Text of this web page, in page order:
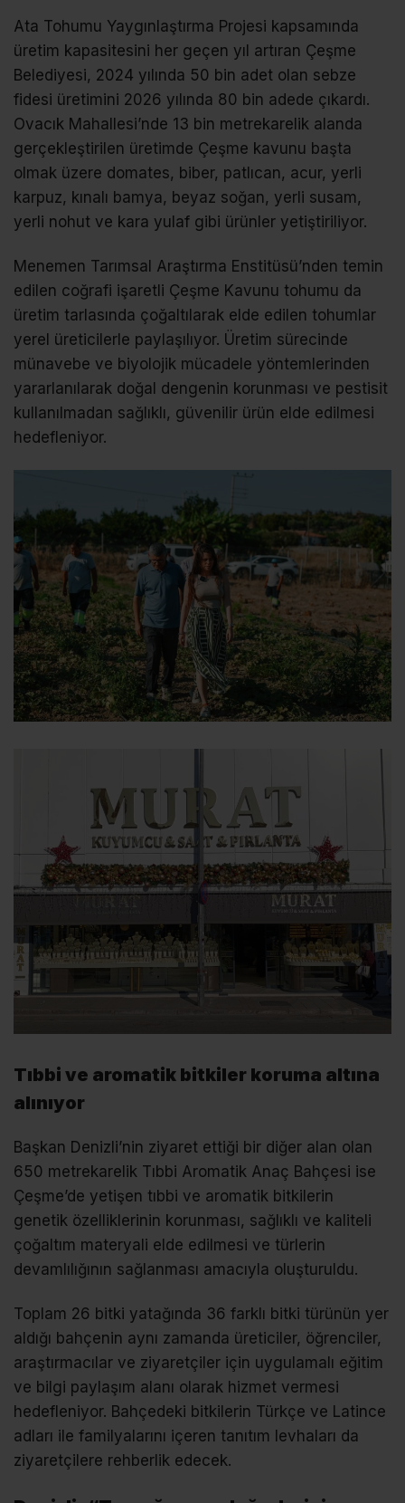
Ata Tohumu Yaygınlaştırma Projesi kapsamında
üretim kapasitesini her geçen yıl artıran Çeşme
Belediyesi, 2024 yılında 50 bin adet olan sebze
fidesi üretimini 2026 yılında 80 bin adede çıkardı.
Ovacık Mahallesi’nde 13 bin metrekarelik alanda
gerçekleştirilen üretimde Çeşme kavunu başta
olmak üzere domates, biber, patlıcan, acur, yerli
karpuz, kınalı bamya, beyaz soğan, yerli susam,
yerli nohut ve kara yulaf gibi ürünler yetiştiriliyor.
Menemen Tarımsal Araştırma Enstitüsü’nden temin
edilen coğrafi işaretli Çeşme Kavunu tohumu da
üretim tarlasında çoğaltılarak elde edilen tohumlar
yerel üreticilerle paylaşılıyor. Üretim sürecinde
münavebe ve biyolojik mücadele yöntemlerinden
yararlanılarak doğal dengenin korunması ve pestisit
kullanılmadan sağlıklı, güvenilir ürün elde edilmesi
hedefleniyor.
Tıbbi ve aromatik bitkiler koruma altına
alınıyor
Başkan Denizli’nin ziyaret ettiği bir diğer alan olan
650 metrekarelik Tıbbi Aromatik Anaç Bahçesi ise
Çeşme’de yetişen tıbbi ve aromatik bitkilerin
genetik özelliklerinin korunması, sağlıklı ve kaliteli
çoğaltım materyali elde edilmesi ve türlerin
devamlılığının sağlanması amacıyla oluşturuldu.
Toplam 26 bitki yatağında 36 farklı bitki türünün yer
aldığı bahçenin aynı zamanda üreticiler, öğrenciler,
araştırmacılar ve ziyaretçiler için uygulamalı eğitim
ve bilgi paylaşım alanı olarak hizmet vermesi
hedefleniyor. Bahçedeki bitkilerin Türkçe ve Latince
adları ile familyalarını içeren tanıtım levhaları da
ziyaretçilere rehberlik edecek.